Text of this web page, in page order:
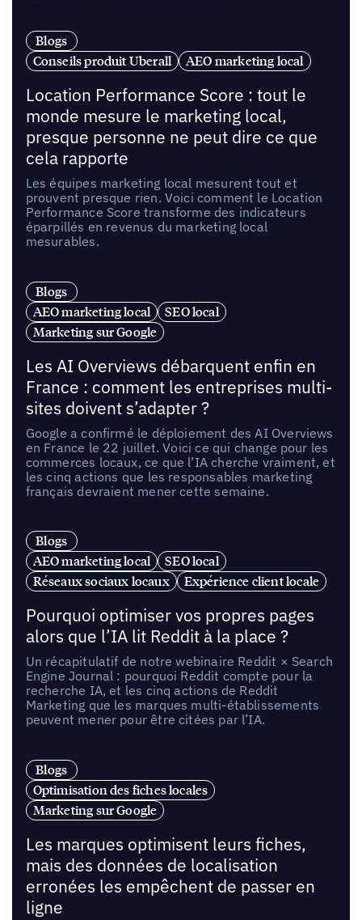
Blogs
Conseils produit Uberall
AEO marketing local
Location Performance Score : tout le
monde mesure le marketing local,
presque personne ne peut dire ce que
cela rapporte
Les équipes marketing local mesurent tout et
prouvent presque rien. Voici comment le Location
Performance Score transforme des indicateurs
éparpillés en revenus du marketing local
mesurables.
Blogs
AEO marketing local
SEO local
Marketing sur Google
Les AI Overviews débarquent enfin en
France : comment les entreprises multi-
sites doivent s’adapter ?
Google a confirmé le déploiement des AI Overviews
en France le 22 juillet. Voici ce qui change pour les
commerces locaux, ce que l’IA cherche vraiment, et
les cinq actions que les responsables marketing
français devraient mener cette semaine.
Blogs
AEO marketing local
SEO local
Réseaux sociaux locaux
Expérience client locale
Pourquoi optimiser vos propres pages
alors que l’IA lit Reddit à la place ?
Un récapitulatif de notre webinaire Reddit × Search
Engine Journal : pourquoi Reddit compte pour la
recherche IA, et les cinq actions de Reddit
Marketing que les marques multi-établissements
peuvent mener pour être citées par l’IA.
Blogs
Optimisation des fiches locales
Marketing sur Google
Les marques optimisent leurs fiches,
mais des données de localisation
erronées les empêchent de passer en
ligne